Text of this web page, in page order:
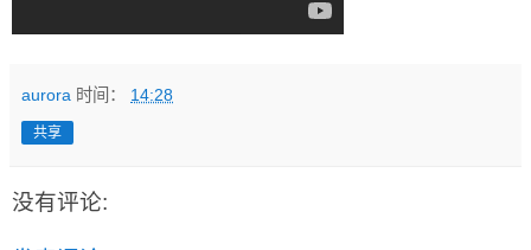
aurora 时间： 14:28
共享
没有评论: